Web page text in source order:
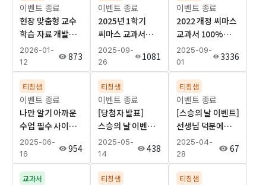
이벤트 종료
현장 맞춤형 교수
학습 자료 개발을
위한 설문 조사 ~
선생님의 생각을
들려주세요 ~
2026-01-
12
873
이벤트 종료
2025년 1학기
씨마스 교과서
사용 후기 이벤트
2025-09-
26
1081
이벤트 종료
2022 개정 씨마스
교과서 100%
합격! 교과서
전시관 오픈 기념
EVENT
2025-09-
01
3336
티칭샘
이벤트 종료
나만 알기 아까운
수업 필수 사이트!
with 씨마스
티칭샘, 동료 교사
추천 EVENT
2025-06-
16
954
티칭샘
이벤트 종료
[당첨자 발표]
스승의 날 이벤트
선생님 덕분에
힘이 나요! 동료
선생님 칭찬
퍼레이드
2025-05-
14
438
티칭샘
이벤트 종료
[스승의 날 이벤트]
선생님 덕분에
힘이 나요! 동료
선생님 칭찬
퍼레이드
2025-04-
28
67
교과서 티칭샘 티칭샘